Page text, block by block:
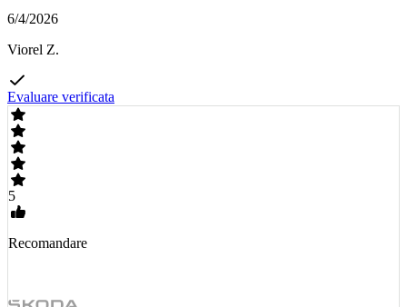
6/4/2026
Viorel Z.
Evaluare verificata
5
Recomandare